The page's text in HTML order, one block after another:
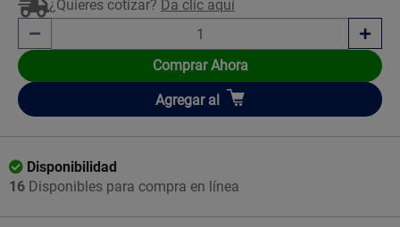
¿Quieres cotizar? Da clic aquí
Comprar Ahora
Añadir
Agregar al
Disponibilidad
16 Disponibles para compra en línea